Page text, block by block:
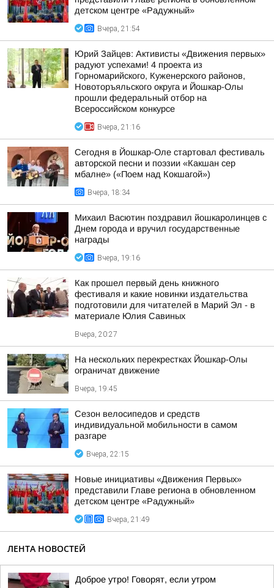
детском центре «Радужный»
Вчера, 21:54
Юрий Зайцев: Активисты «Движения первых»
радуют успехами! 4 проекта из
Горномарийского, Куженерского районов,
Новоторъяльского округа и Йошкар-Олы
прошли федеральный отбор на
Всероссийском конкурсе
Вчера, 21:16
Сегодня в Йошкар-Оле стартовал фестиваль
авторской песни и поэзии «Какшан сер
мбалне» («Поем над Кокшагой»)
Вчера, 18:34
Михаил Васютин поздравил йошкаролинцев с
Днем города и вручил государственные
награды
Вчера, 19:16
Как прошел первый день книжного
фестиваля и какие новинки издательства
подготовили для читателей в Марий Эл - в
материале Юлия Савиных
Вчера, 20:27
На нескольких перекрестках Йошкар-Олы
ограничат движение
Вчера, 19:45
Сезон велосипедов и средств
индивидуальной мобильности в самом
разгаре
Вчера, 22:15
Новые инициативы «Движения Первых»
представили Главе региона в обновленном
детском центре «Радужный»
Вчера, 21:49
ЛЕНТА НОВОСТЕЙ
Доброе утро! Говорят, если утром